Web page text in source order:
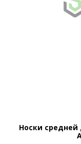
Носки